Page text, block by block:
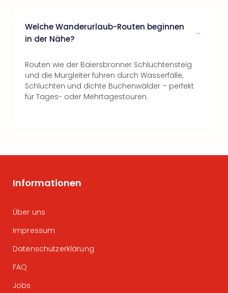
Welche Wanderurlaub-Routen beginnen
in der Nähe?
Routen wie der Baiersbronner Schluchtensteig
und die Murgleiter führen durch Wasserfälle,
Schluchten und dichte Buchenwälder – perfekt
für Tages- oder Mehrtagestouren.
Informationen
Über uns
Impressum
Datenschutzerklärung
FAQ
Jobs